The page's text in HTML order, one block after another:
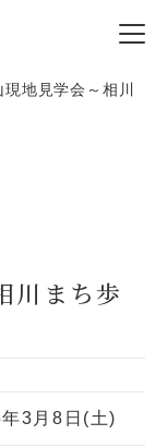
地見学会～相川
川まち歩
3月8日(土)